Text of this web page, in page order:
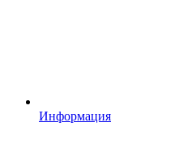
Информация